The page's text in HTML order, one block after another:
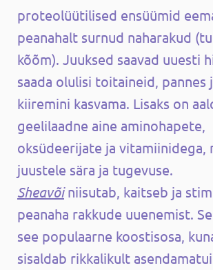
proteolüütilised ensüümid
peanahalt surnud naharakud
kõõm). Juuksed saavad uuesti
saada olulisi toitaineid, pannes
kiiremini kasvama. Lisaks on
geelilaadne aine aminohapete,
oksüdeerijate ja vitamiinidega,
juustele sära ja tugevuse.
Sheavõiniisutab, kaitseb ja
peanaha rakkude uuenemist.
see populaarne koostisosa,
sisaldab rikkalikult